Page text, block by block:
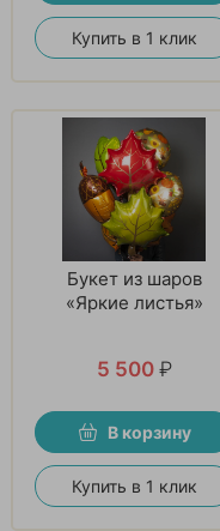
Купить в 1 клик
Букет из шаров
«Яркие листья»
5 500 ₽
В корзину
Купить в 1 клик